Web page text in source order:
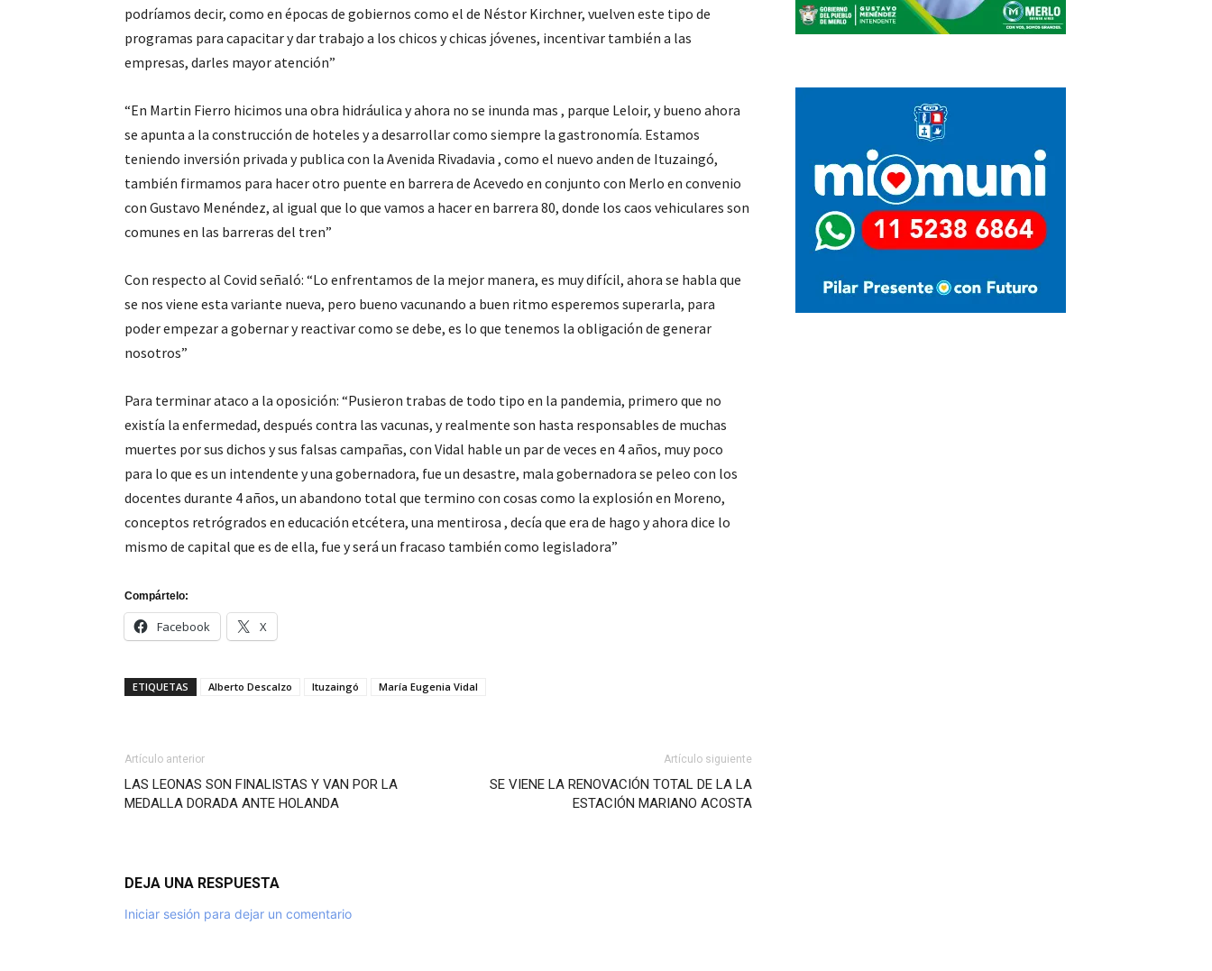
podríamos decir, como en épocas de gobiernos como el de Néstor Kirchner, vuelven este tipo de
programas para capacitar y dar trabajo a los chicos y chicas jóvenes, incentivar también a las
empresas, darles mayor atención”
“En Martin Fierro hicimos una obra hidráulica y ahora no se inunda mas , parque Leloir, y bueno ahora
se apunta a la construcción de hoteles y a desarrollar como siempre la gastronomía. Estamos
teniendo inversión privada y publica con la Avenida Rivadavia , como el nuevo anden de Ituzaingó,
también firmamos para hacer otro puente en barrera de Acevedo en conjunto con Merlo en convenio
con Gustavo Menéndez, al igual que lo que vamos a hacer en barrera 80, donde los caos vehiculares son
comunes en las barreras del tren”
Con respecto al Covid señaló: “Lo enfrentamos de la mejor manera, es muy difícil, ahora se habla que
se nos viene esta variante nueva, pero bueno vacunando a buen ritmo esperemos superarla, para
poder empezar a gobernar y reactivar como se debe, es lo que tenemos la obligación de generar
nosotros”
Para terminar ataco a la oposición: “Pusieron trabas de todo tipo en la pandemia, primero que no
existía la enfermedad, después contra las vacunas, y realmente son hasta responsables de muchas
muertes por sus dichos y sus falsas campañas, con Vidal hable un par de veces en 4 años, muy poco
para lo que es un intendente y una gobernadora, fue un desastre, mala gobernadora se peleo con los
docentes durante 4 años, un abandono total que termino con cosas como la explosión en Moreno,
conceptos retrógrados en educación etcétera, una mentirosa , decía que era de hago y ahora dice lo
mismo de capital que es de ella, fue y será un fracaso también como legisladora”
Compártelo:
Facebook X
ETIQUETAS Alberto Descalzo Ituzaingó María Eugenia Vidal
Artículo anterior
LAS LEONAS SON FINALISTAS Y VAN POR LA
MEDALLA DORADA ANTE HOLANDA
Artículo siguiente
SE VIENE LA RENOVACIÓN TOTAL DE LA LA
ESTACIÓN MARIANO ACOSTA
DEJA UNA RESPUESTA
Iniciar sesión para dejar un comentario